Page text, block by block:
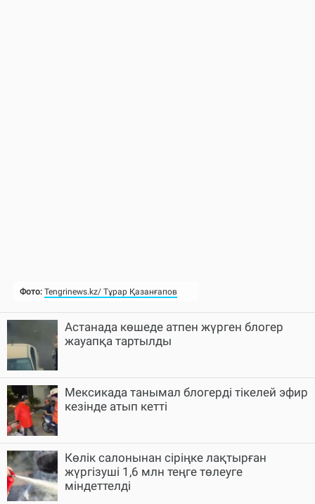
Астанада көшеде атпен жүрген блогер
жауапқа тартылды
Мексикада танымал блогерді тікелей эфир
кезінде атып кетті
Көлік салонынан сіріңке лақтырған
жүргізуші 1,6 млн теңге төлеуге
міндеттелді